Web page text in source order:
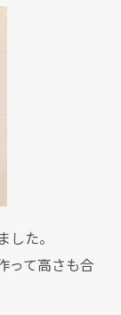
た。
って高さも合